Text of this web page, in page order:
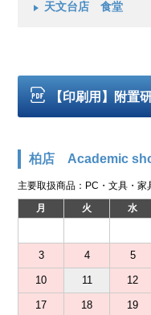
天文台店 食堂
【印刷用】附置
柏店 Academic
主要取扱商品：PC・文具・
月 火 水
3 4 5
10 11 12
17 18 19